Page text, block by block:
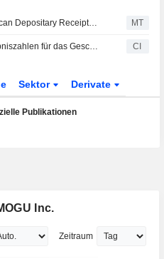
In den USA als American Depositary Receipts gehandelte asiatische Aktien legen im Mittwochshandel zu MT
MOGU Inc. legt Ergebniszahlen für das Geschäftsjahr bis zum 31. März 2026 vor CI
Sektor Derivate
Publikationen
Inc.
Zeitraum